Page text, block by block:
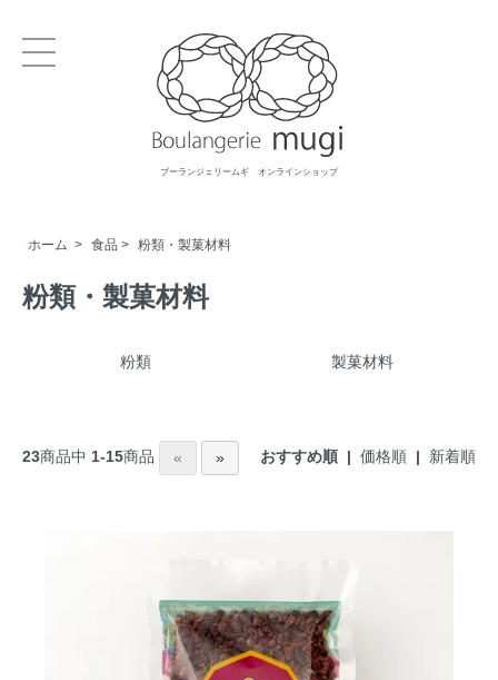
ブーランジェリームギ オンラインショップ
ホーム > 食品 > 粉類・製菓材料
粉類・製菓材料
粉類 製菓材料
23商品中 1-15商品 « » おすすめ順 | 価格順 | 新着順